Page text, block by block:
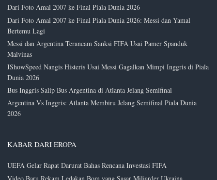
Dari Foto Amal 2007 ke Final Piala Dunia 2026
Dari Foto Amal 2007 ke Final Piala Dunia 2026: Messi dan Yamal
Bertemu Lagi
Messi dan Argentina Terancam Sanksi FIFA Usai Pamer Spanduk
Malvinas
IShowSpeed Nangis Histeris Usai Messi Gagalkan Mimpi Inggris di Piala
Dunia 2026
Bus Inggris Salip Bus Argentina di Atlanta Jelang Semifinal
Argentina Vs Inggris: Atlanta Membiru Jelang Semifinal Piala Dunia
2026
KABAR DARI EROPA
UEFA Gelar Rapat Darurat Bahas Rencana Investasi FIFA
Video Baru Rekam Ledakan Bom yang Sasar Miliarder Ukraina